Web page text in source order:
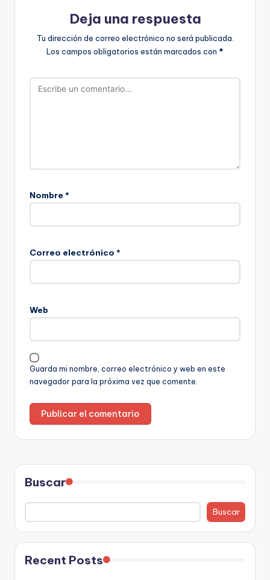
Deja una respuesta
Tu dirección de correo electrónico no será publicada.
Los campos obligatorios están marcados con *
Nombre *
Correo electrónico *
Web
Guarda mi nombre, correo electrónico y web en este
navegador para la próxima vez que comente.
Buscar
Buscar
Recent Posts